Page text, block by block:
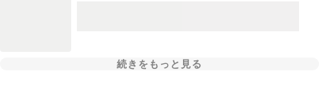
続きをもっと見る